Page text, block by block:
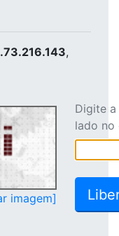
,
imagem]
Digite
lado no